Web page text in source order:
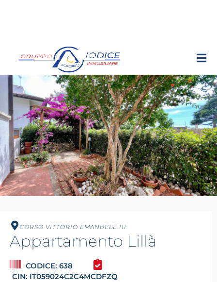
CORSO VITTORIO EMANUELE III
Appartamento Lillà
CODICE: 638
CIN: IT059024C2C4MCDFZQ